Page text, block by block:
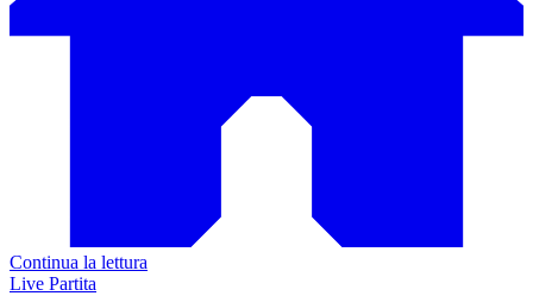
Continua la lettura
Live Partita